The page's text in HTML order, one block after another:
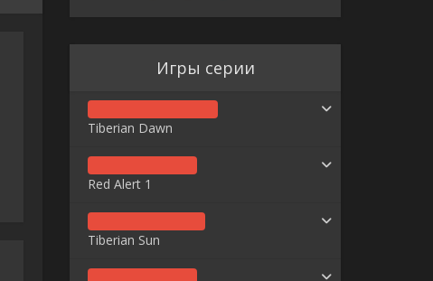
Игры серии
Tiberian Dawn
Red Alert 1
Tiberian Sun